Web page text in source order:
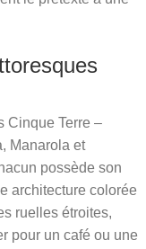
Cinque Terre –
Manarola et
possède son
architecture colorée
ruelles étroites,
pour un café ou une